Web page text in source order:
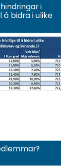
i
bidra i ulike